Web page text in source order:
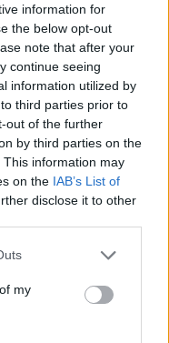
information for
the below opt-out
note that after your
continue seeing
information utilized by
third parties prior to
out of the further
by third parties on the
This information may
on the IAB’s List of
disclose it to other
my
señales de